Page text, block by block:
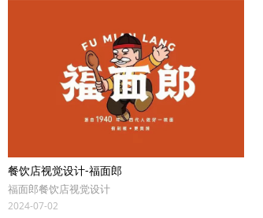
餐饮店视觉设计-福面郎
福面郎餐饮店视觉设计
2024-07-02